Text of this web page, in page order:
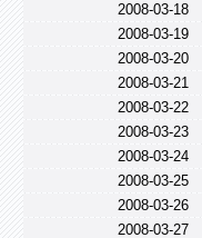
2008-03-18
2008-03-19
2008-03-20
2008-03-21
2008-03-22
2008-03-23
2008-03-24
2008-03-25
2008-03-26
2008-03-27